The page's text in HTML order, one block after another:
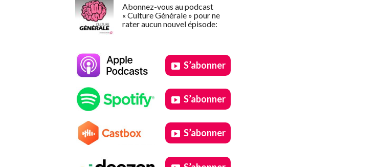
Abonnez-vous au podcast
« Culture Générale » pour ne
rater aucun nouvel épisode:
S’abonner
S’abonner
S’abonner